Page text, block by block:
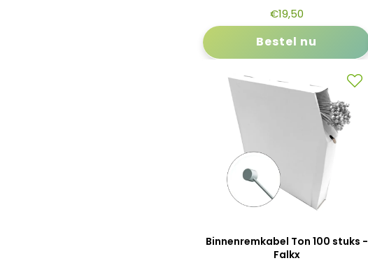
€19,50
Bestel nu
Binnenremkabel Ton 100 stuks -
Falkx